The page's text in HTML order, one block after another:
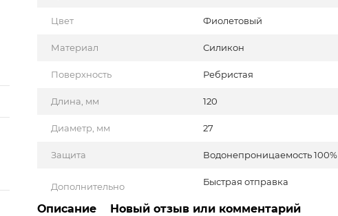
Цвет Фиолетовый
Материал Силикон
Поверхность Ребристая
Длина, мм 120
Диаметр, мм 27
Защита Водонепроницаемость 100%
Дополнительно Быстрая отправка
Описание Новый отзыв или комментарий